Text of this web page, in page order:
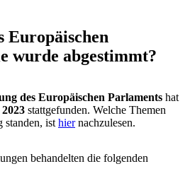
Europäischen
wurde abgestimmt?
des Europäischen Parlaments hat
stattgefunden. Welche Themen
standen, ist hiernachzulesen.
behandelten die folgenden